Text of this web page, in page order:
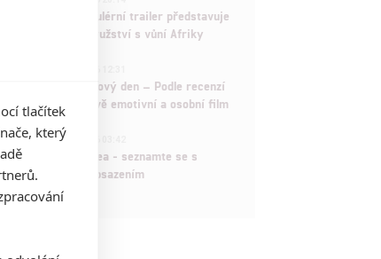
krve a kostí: Regulérní trailer představuje
fantasy dobrodružství s vůní Afriky
Man: Zbrusu nový den – Podle recenzí
čekat překvapivě emotivní a osobní film
ČLÁNEK | 30.07.2026 03:42
preview: Odyssea - seznamte se s
nabitým obsazením
tlačítek
který